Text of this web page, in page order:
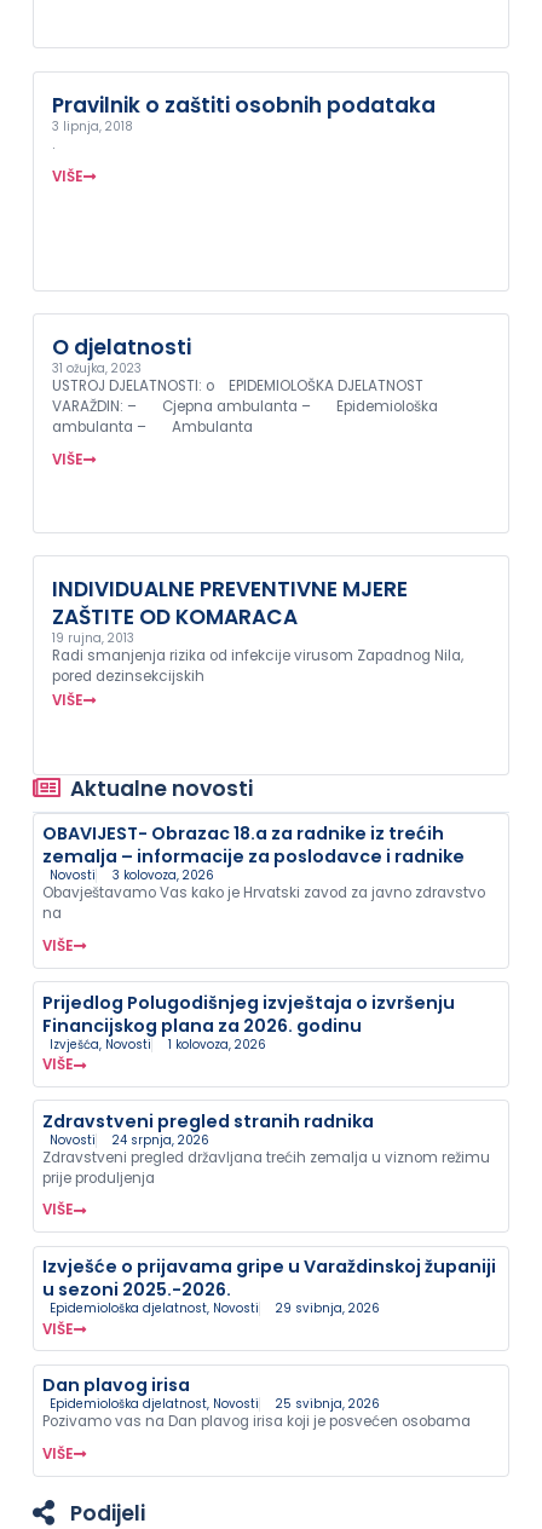
Pravilnik o zaštiti osobnih podataka
3 lipnja, 2018
.
VIŠE
O djelatnosti
31 ožujka, 2023
USTROJ DJELATNOSTI: o EPIDEMIOLOŠKA DJELATNOST
VARAŽDIN: – Cjepna ambulanta – Epidemiološka
ambulanta – Ambulanta
VIŠE
INDIVIDUALNE PREVENTIVNE MJERE
ZAŠTITE OD KOMARACA
19 rujna, 2013
Radi smanjenja rizika od infekcije virusom Zapadnog Nila,
pored dezinsekcijskih
VIŠE
Aktualne novosti
OBAVIJEST- Obrazac 18.a za radnike iz trećih
zemalja – informacije za poslodavce i radnike
Novosti 3 kolovoza, 2026
Obavještavamo Vas kako je Hrvatski zavod za javno zdravstvo
na
VIŠE
Prijedlog Polugodišnjeg izvještaja o izvršenju
Financijskog plana za 2026. godinu
Izvješća Novosti 1 kolovoza, 2026
VIŠE
Zdravstveni pregled stranih radnika
Novosti 24 srpnja, 2026
Zdravstveni pregled državljana trećih zemalja u viznom režimu
prije produljenja
VIŠE
Izvješće o prijavama gripe u Varaždinskoj županiji
u sezoni 2025.-2026.
Epidemiološka djelatnost, Novosti 29 svibnja, 2026
VIŠE
Dan plavog irisa
Epidemiološka djelatnost, Novosti 25 svibnja, 2026
Pozivamo vas na Dan plavog irisa koji je posvećen osobama
VIŠE
Podijeli